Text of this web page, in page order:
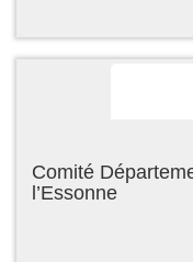
Comité
l’Essonne